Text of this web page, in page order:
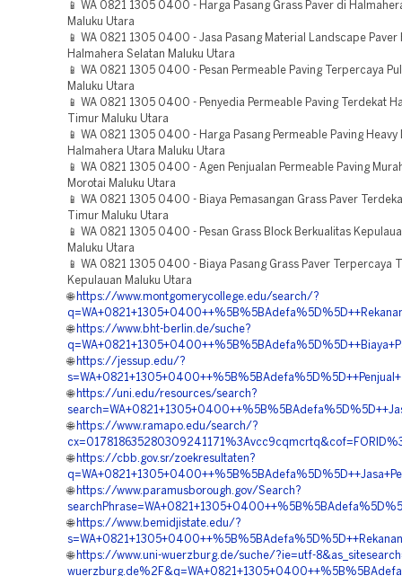
📱 WA 0821 1305 0400 - Harga Pasang Grass Paver di
Maluku Utara
📱 WA 0821 1305 0400 - Jasa Pasang Material Landscape Paver
Halmahera Selatan Maluku Utara
📱 WA 0821 1305 0400 - Pesan Permeable Paving Terpercaya
Maluku Utara
📱 WA 0821 1305 0400 - Penyedia Permeable Paving Terdekat
Timur Maluku Utara
📱 WA 0821 1305 0400 - Harga Pasang Permeable Paving Heavy
Halmahera Utara Maluku Utara
📱 WA 0821 1305 0400 - Agen Penjualan Permeable Paving
Morotai Maluku Utara
📱 WA 0821 1305 0400 - Biaya Pemasangan Grass Paver
Timur Maluku Utara
📱 WA 0821 1305 0400 - Pesan Grass Block Berkualitas
Maluku Utara
📱 WA 0821 1305 0400 - Biaya Pasang Grass Paver Terpercaya
Kepulauan Maluku Utara
🌐 https://www.montgomerycollege.edu/search/?
🌐 https://www.bht-berlin.de/suche?
🌐 https://jessup.edu/?
🌐 https://uni.edu/resources/search?
🌐 https://www.ramapo.edu/search/?
🌐 https://cbb.gov.sr/zoekresultaten?
🌐 https://www.paramusborough.gov/Search?
🌐 https://www.bemidjistate.edu/?
🌐 https://www.uni-wuerzburg.de/suche/?ie=utf-